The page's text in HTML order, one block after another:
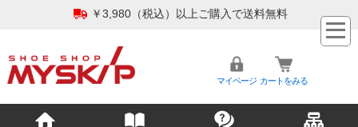
￥3,980（税込）以上ご購入で送料無料
マイページ カートをみる